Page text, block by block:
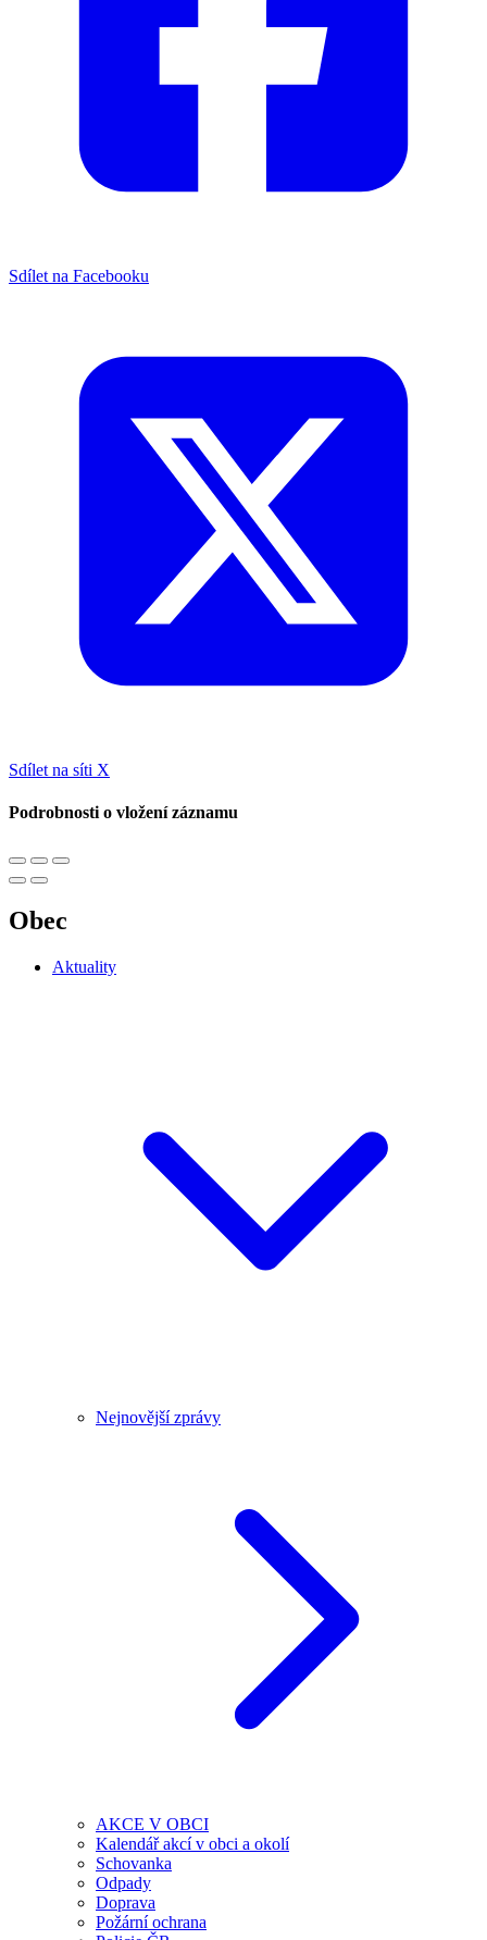
Sdílet na Facebooku
Sdílet na síti X
Podrobnosti o vložení záznamu
Obec
Aktuality
Nejnovější zprávy
AKCE V OBCI
Kalendář akcí v obci a okolí
Schovanka
Odpady
Doprava
Požární ochrana